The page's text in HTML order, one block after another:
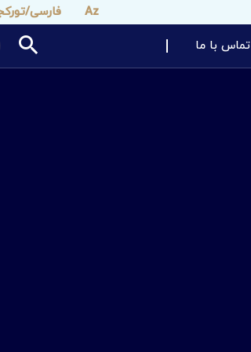
Az فارسی/
تماس با ما